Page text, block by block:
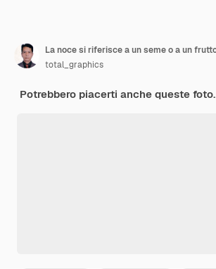
total_graphics
Potrebbero piacerti anche queste foto.